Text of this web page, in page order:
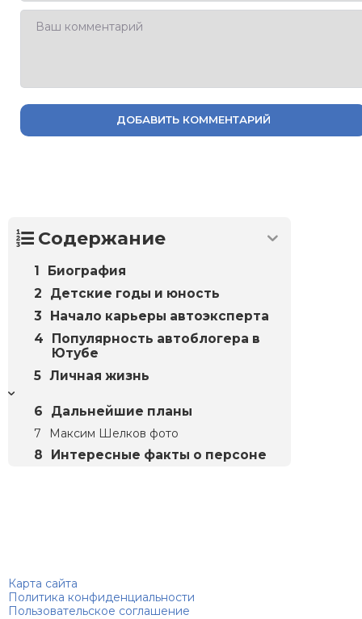
ДОБАВИТЬ КОММЕНТАРИЙ
Содержание
Биография
Детские годы и юность
Начало карьеры автоэксперта
Популярность автоблогера в
Ютубе
Личная жизнь
Дальнейшие планы
Максим Шелков фото
Интересные факты о персоне
Карта сайта
Политика конфиденциальности
Пользовательское соглашение